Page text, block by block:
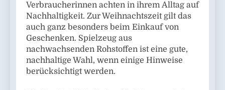
Verbraucherinnen achten in ihrem Alltag auf
Nachhaltigkeit. Zur Weihnachtszeit gilt das
auch ganz besonders beim Einkauf von
Geschenken. Spielzeug aus
nachwachsenden Rohstoffen ist eine gute,
nachhaltige Wahl, wenn einige Hinweise
berücksichtigt werden.